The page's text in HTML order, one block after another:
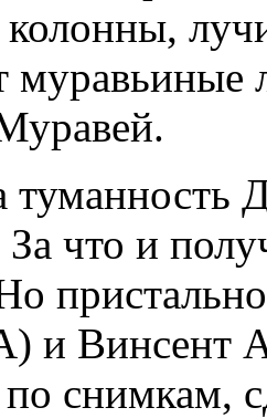
туманность
что и
и Винсент
по снимкам,